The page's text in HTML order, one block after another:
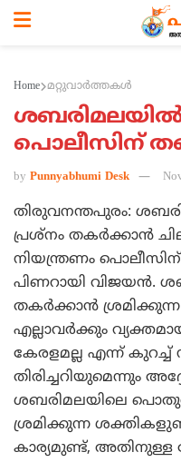
Home മറ്റുവാര്‍ത്തകള്‍
ശബരിമലയില്‍
പൊലീസിന്
by Punnyabhumi Desk
തിരുവനന്തപുരം:
പ്രശ്‌നം തകര്‍ക്കാന്‍
നിയന്ത്രണം
പിണറായി വിജയന്‍.
തകര്‍ക്കാന്‍
എല്ലാവര്‍ക്കും
കേരളമല്ല എന്ന്
തിരിച്ചറിയുമെന്നും
ശബരിമലയിലെ
ശ്രമിക്കുന്ന
കാര്യമുണ്ട്, അതിനുള്ള